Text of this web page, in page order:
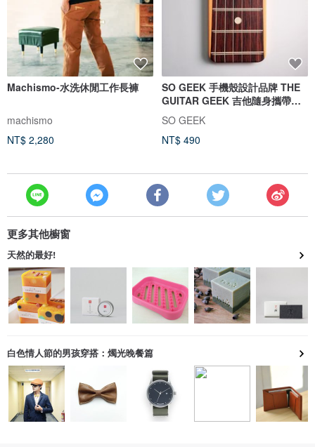
Machismo-水洗休閒工作長褲
machismo
NT$ 2,280
SO GEEK 手機殼設計品牌 THE
GUITAR GEEK 吉他隨身攜帶款
M
SO GEEK
NT$ 490
更多其他櫥窗
天然的最好!
白色情人節的男孩穿搭：燭光晚餐篇